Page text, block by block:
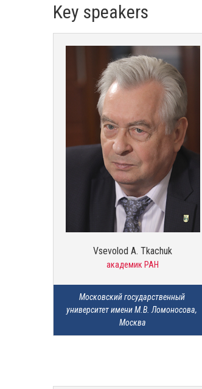
Key speakers
Vsevolod A. Tkachuk
академик РАН
Московский государственный
университет имени М.В. Ломоносова,
Москва